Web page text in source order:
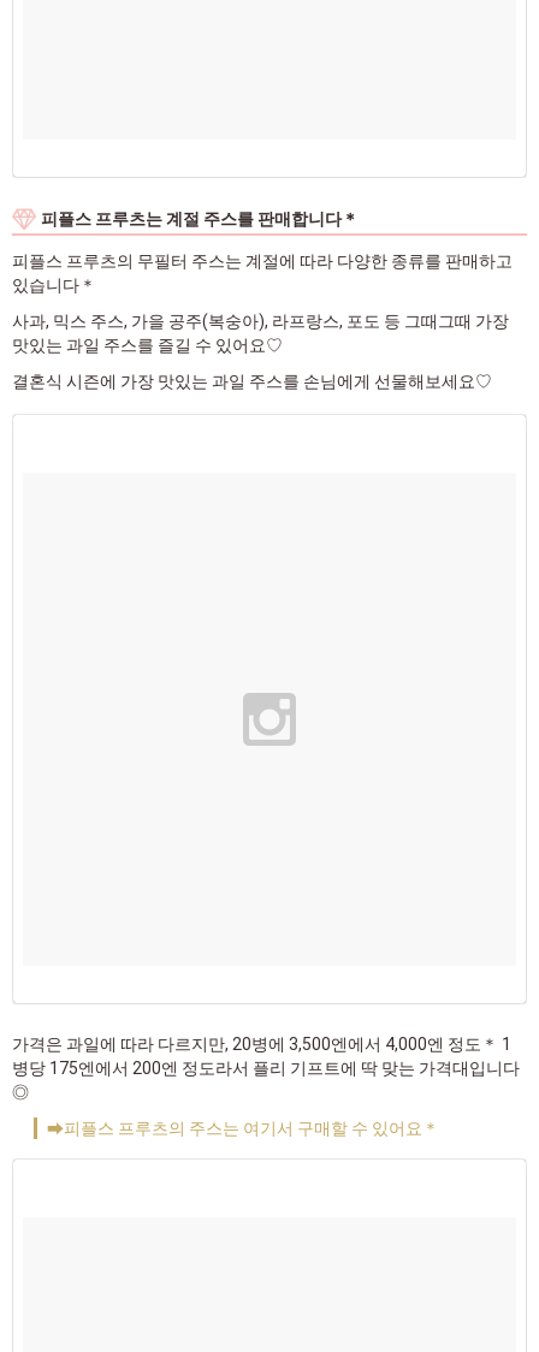
피플스 프루츠는 계절 주스를 판매합니다＊
피플스 프루츠의 무필터 주스는 계절에 따라 다양한 종류를 판매하고
있습니다＊
사과, 믹스 주스, 가을 공주(복숭아), 라프랑스, 포도 등 그때그때 가장
맛있는 과일 주스를 즐길 수 있어요♡
결혼식 시즌에 가장 맛있는 과일 주스를 손님에게 선물해보세요♡
가격은 과일에 따라 다르지만, 20병에 3,500엔에서 4,000엔 정도＊ 1
병당 175엔에서 200엔 정도라서 플리 기프트에 딱 맞는 가격대입니다
◎
➡피플스 프루츠의 주스는 여기서 구매할 수 있어요＊